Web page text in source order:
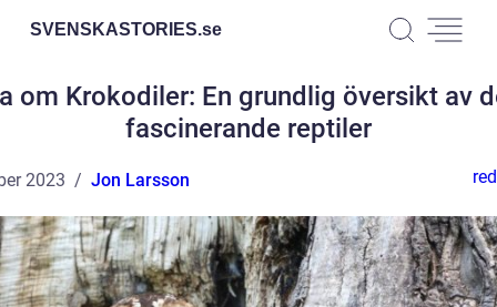
SVENSKASTORIES.se
om Krokodiler: En grundlig översikt av
fascinerande reptiler
2023 Jon Larsson